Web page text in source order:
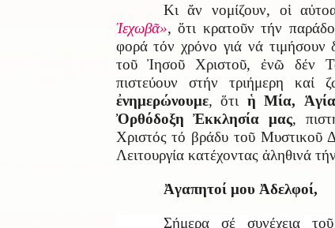
Κι ἄν νομίζουν, οἱ
Ἰεχωβᾶ», ὅτι κρατοῦν τήν
φορά τόν χρόνο γιά νά τιμήσουν
τοῦ Ἰησοῦ Χριστοῦ, ἐνῶ δέν
πιστεύουν στήν τριήμερη καί
ἐνημερώνουμε, ὅτι ἡ Μία,
Ὀρθόδοξη Ἐκκλησία μας,
Χριστός τό βράδυ τοῦ Μυστικοῦ
Λειτουργία κατέχοντας ἀληθινά
Ἀγαπητοί μου Ἀδελφοί,
Σήμερα σέ συνέχεια